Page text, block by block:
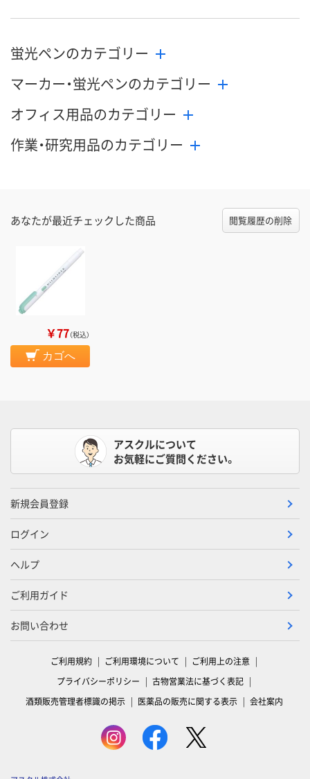
蛍光ペンのカテゴリー
マーカー・蛍光ペンのカテゴリー
オフィス用品のカテゴリー
作業・研究用品のカテゴリー
あなたが最近チェックした商品 閲覧履歴の削除
￥77（税込）
カゴへ
アスクルについて
お気軽にご質問ください。
新規会員登録
ログイン
ヘルプ
ご利用ガイド
お問い合わせ
ご利用規約 ご利用環境について
ご利用上の注意
プライバシーポリシー
古物営業法に基づく表記
酒類販売管理者標識の掲示
医薬品の販売に関する表示 会社案内